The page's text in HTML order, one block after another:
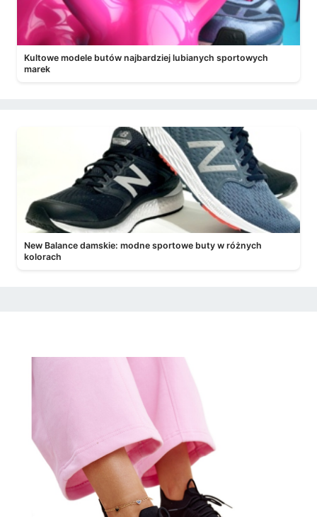
Kultowe modele butów najbardziej lubianych sportowych
marek
New Balance damskie: modne sportowe buty w różnych
kolorach